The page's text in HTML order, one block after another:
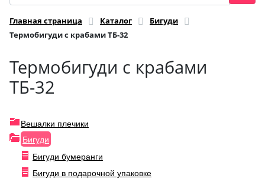
Главная страница Каталог
Бигуди
Термобигуди с крабами ТБ-32
Термобигуди с крабами
ТБ-32
Вешалки плечики
Бигуди
Бигуди бумеранги
Бигуди в подарочной упаковке